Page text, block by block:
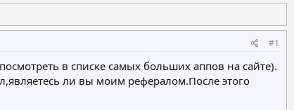
#1
в списке самых больших аппов на сайте).
ли вы моим рефералом.После этого